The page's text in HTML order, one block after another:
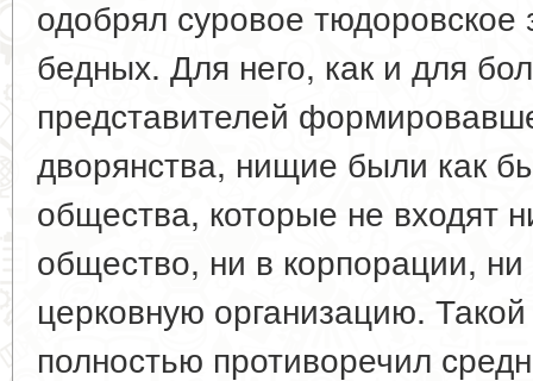
одобрял суровое тюдоровское
бедных. Для него, как и для
представителей
дворянства, нищие были как
общества, которые не входят
общество, ни в корпорации,
церковную организацию.
полностью противоречил